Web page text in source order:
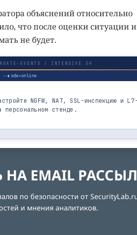
объяснений относительно
что после оценки ситуации и
не будет.
EVENTS / INTENSIVE.SH
--mode=online
NGFW, NAT, SSL-инспекцию и
персональном стенде.
EMAIL
по безопасности от
и мнения аналитиков.